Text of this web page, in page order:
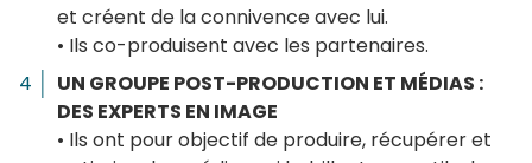
et créent de la connivence avec lui.
• Ils co-produisent avec les partenaires.
UN GROUPE POST-PRODUCTION ET MÉDIAS :
DES EXPERTS EN IMAGE
• Ils ont pour objectif de produire, récupérer et